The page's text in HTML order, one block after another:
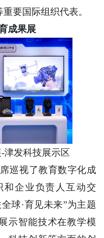
要国际组织代表。
成果展
津发科技展示区
视了教育数字化成
企业负责人互动交
球·育见未来”为主题
示智能技术在教学模